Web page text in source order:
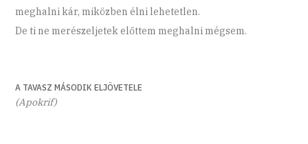
meghalni kár, miközben élni lehetetlen.
De ti ne merészeljetek előttem meghalni mégsem.
A TAVASZ MÁSODIK ELJÖVETELE
(Apokrif)